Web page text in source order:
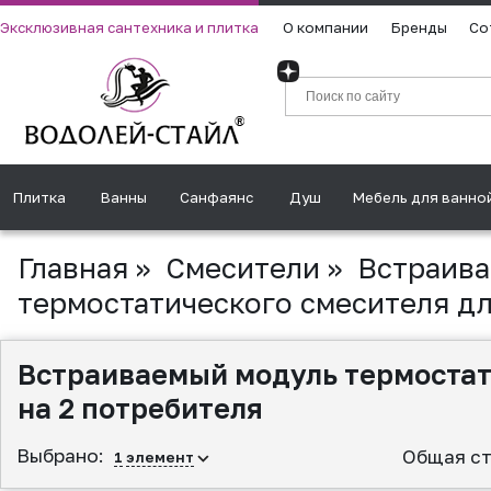
Эксклюзивная сантехника и плитка О компании Бренды
Плитка Ванны Санфаянс Душ Мебель для
Главная » Смесители »
термостатического смесителя
Встраиваемый модуль
на 2 потребителя
Выбрано: 1 элемент Общая